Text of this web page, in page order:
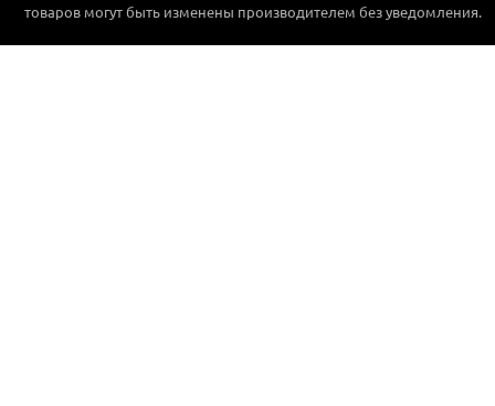
товаров могут быть изменены производителем без уведомления.